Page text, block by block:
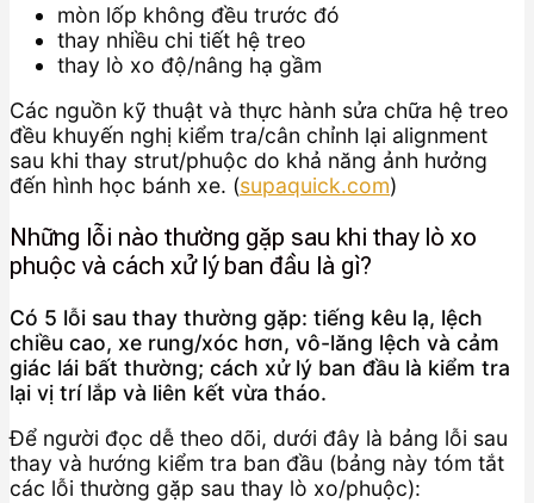
mòn lốp không đều trước đó
thay nhiều chi tiết hệ treo
thay lò xo độ/nâng hạ gầm
Các nguồn kỹ thuật và thực hành sửa chữa hệ treo
đều khuyến nghị kiểm tra/cân chỉnh lại alignment
sau khi thay strut/phuộc do khả năng ảnh hưởng
đến hình học bánh xe. (supaquick.com)
Những lỗi nào thường gặp sau khi thay lò xo
phuộc và cách xử lý ban đầu là gì?
Có 5 lỗi sau thay thường gặp: tiếng kêu lạ, lệch
chiều cao, xe rung/xóc hơn, vô-lăng lệch và cảm
giác lái bất thường; cách xử lý ban đầu là kiểm tra
lại vị trí lắp và liên kết vừa tháo.
Để người đọc dễ theo dõi, dưới đây là bảng lỗi sau
thay và hướng kiểm tra ban đầu (bảng này tóm tắt
các lỗi thường gặp sau thay lò xo/phuộc):